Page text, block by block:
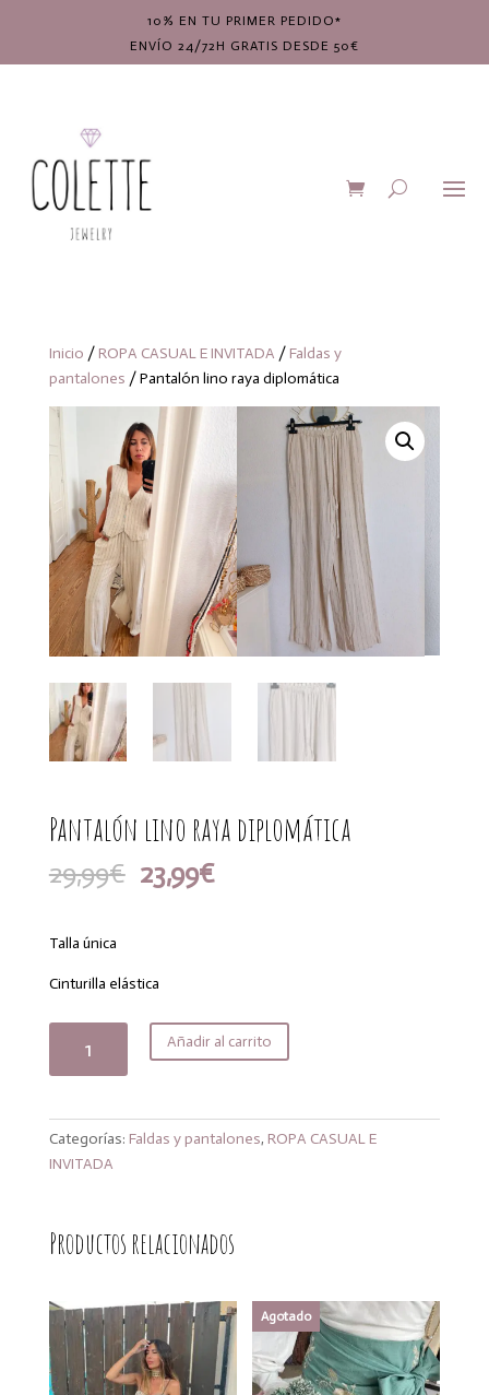
10% EN TU PRIMER PEDIDO*
ENVÍO 24/72H GRATIS DESDE 50€
Inicio / ROPA CASUAL E INVITADA / Faldas y
pantalones / Pantalón lino raya diplomática
Pantalón lino raya diplomática
29,99€ El
precio
29,99€.
23,99€El
Talla única
Cinturilla elástica
cantidad
Añadir al carrito
Categorías: Faldas y pantalones, ROPA CASUAL E
INVITADA
Productos relacionados